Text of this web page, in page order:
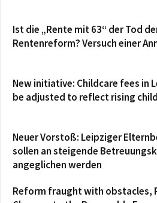
Ist die „Rente mit 63“ der Tod
Rentenreform? Versuch einer
New initiative: Childcare fees in
be adjusted to reflect rising
Neuer Vorstoß: Leipziger
sollen an steigende
angeglichen werden
Reform fraught with obstacles,